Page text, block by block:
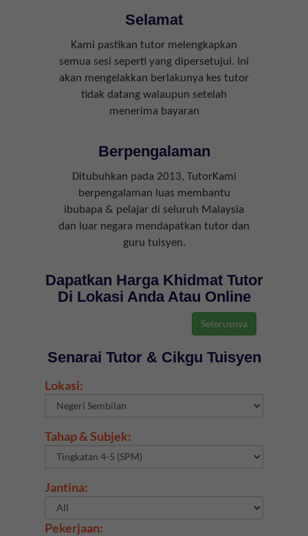
Selamat
Kami pastikan tutor melengkapkan
semua sesi seperti yang dipersetujui. Ini
akan mengelakkan berlakunya kes tutor
tidak datang walaupun setelah
menerima bayaran
Berpengalaman
Ditubuhkan pada 2013, TutorKami
berpengalaman luas membantu
ibubapa & pelajar di seluruh Malaysia
dan luar negara mendapatkan tutor dan
guru tuisyen.
Dapatkan Harga Khidmat Tutor
Di Lokasi Anda Atau Online
Senarai Tutor & Cikgu Tuisyen
Lokasi:
Tahap & Subjek:
Jantina:
Pekerjaan: